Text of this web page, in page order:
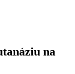
na